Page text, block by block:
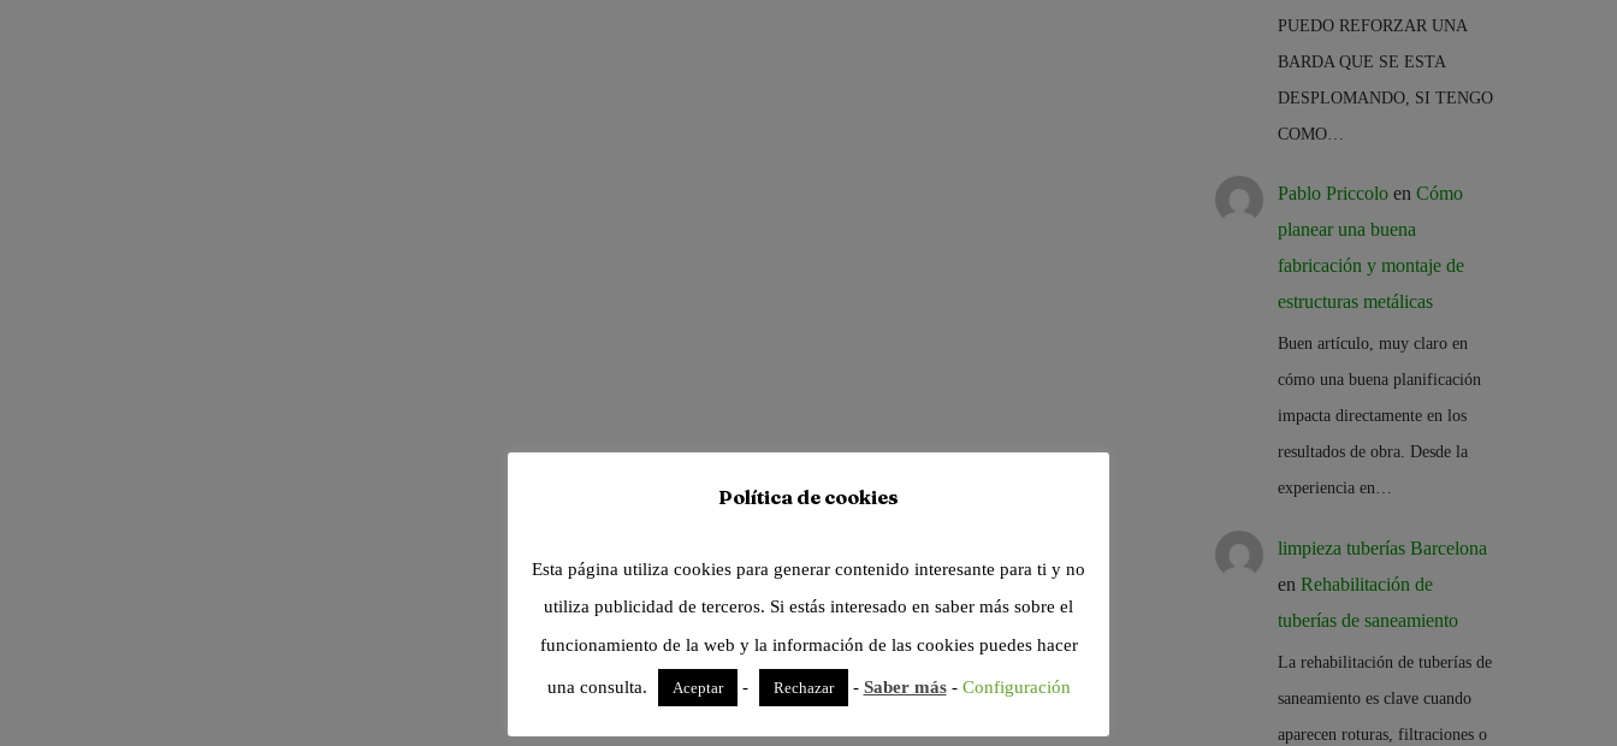
PUEDO REFORZAR UNA
BARDA QUE SE ESTA
DESPLOMANDO, SI TENGO
COMO…
Pablo Priccoloen Cómo
planear una buena
fabricación y montaje de
estructuras metálicas
Buen artículo, muy claro en
cómo una buena planificación
impacta directamente en los
resultados de obra. Desde la
experiencia en…
limpieza tuberías Barcelona
en Rehabilitación de
tuberías de saneamiento
La rehabilitación de tuberías de
saneamiento es clave cuando
aparecen roturas, filtraciones o
Política de cookies
Esta página utiliza cookies para generar contenido interesante para ti y no
utiliza publicidad de terceros. Si estás interesado en saber más sobre el
funcionamiento de la web y la información de las cookies puedes hacer
una consulta. Aceptar - Rechazar - Saber más- Configuración